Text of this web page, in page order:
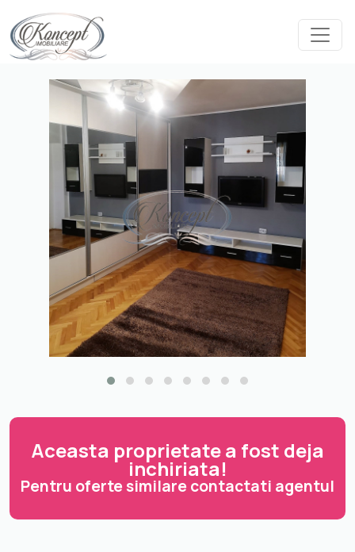
Aceasta proprietate a fost deja
inchiriata!
Pentru oferte similare contactati agentul